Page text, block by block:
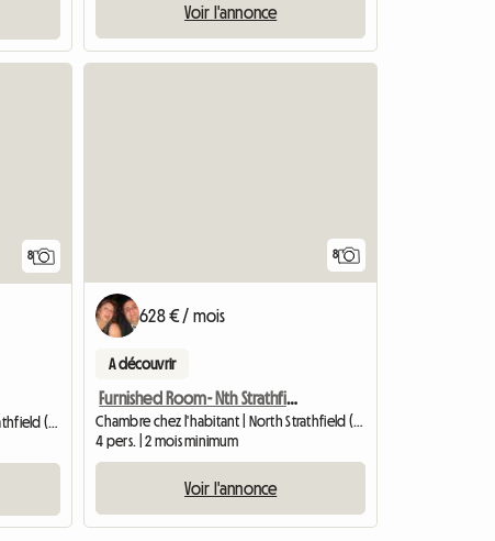
Voir l'annonce
8 8
628 € / mois
A découvrir
Furnished Room- Nth Strathfield Near Station
4 pers. | 2 mois minimum
Voir l'annonce